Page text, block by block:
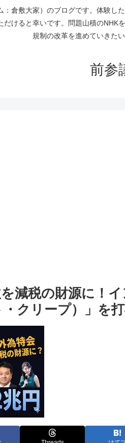
倉敷大家）のブログです。体験し
けると幸いです。問題山積の
規制の改革を進めていき
前参
減税の財源に！
クリープ）」を